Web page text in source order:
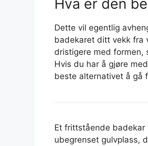
Hva er den
Dette vil egentlig
badekaret ditt vekk fra
dristigere med formen,
Hvis du har å gjøre
beste alternativet å gå
Et frittstående
ubegrenset gulvplass,